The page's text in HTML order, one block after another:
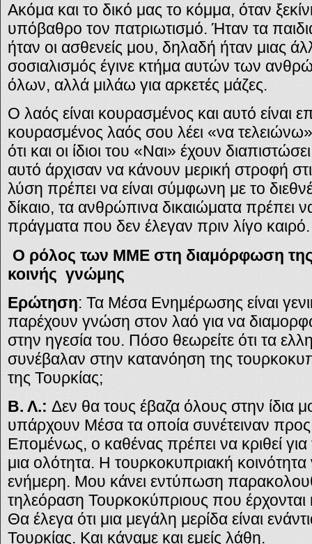
Ακόμα και το δικό μας το κόμμα, όταν
υπόβαθρο τον πατριωτισμό. Ήταν τα
ήταν οι ασθενείς μου, δηλαδή ήταν μιας
σοσιαλισμός έγινε κτήμα αυτών των
όλων, αλλά μιλάω για αρκετές μάζες.
Ο λαός είναι κουρασμένος και αυτό είναι
κουρασμένος λαός σου λέει «να
ότι και οι ίδιοι του «Ναι» έχουν
αυτό άρχισαν να κάνουν μερική στροφή
λύση πρέπει να είναι σύμφωνη με το
δίκαιο, τα ανθρώπινα δικαιώματα πρέπει
πράγματα που δεν έλεγαν πριν λίγο καιρό.
Ο ρόλος των ΜΜΕ στη διαμόρφωση
κοινής γνώμης
Ερώτηση: Τα Μέσα Ενημέρωσης είναι
παρέχουν γνώση στον λαό για να
στην ηγεσία του. Πόσο θεωρείτε ότι τα
συνέβαλαν στην κατανόηση της
της Τουρκίας;
Β. Λ.: Δεν θα τους έβαζα όλους στην ίδια
υπάρχουν Μέσα τα οποία συνέτειναν
Επομένως, ο καθένας πρέπει να κριθεί για
μια ολότητα. Η τουρκοκυπριακή κοινότητα
ενήμερη. Μου κάνει εντύπωση
τηλεόραση Τουρκοκύπριους που έρχονται
Θα έλεγα ότι μια μεγάλη μερίδα είναι
Τουρκίας. Και κάναμε και εμείς λάθη.